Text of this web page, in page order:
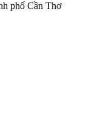
phố Cần Thơ